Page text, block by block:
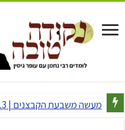
מעשה משבעת הקבצנים | 13 מבצר של מים | עופר גיסין | תשפ"ו